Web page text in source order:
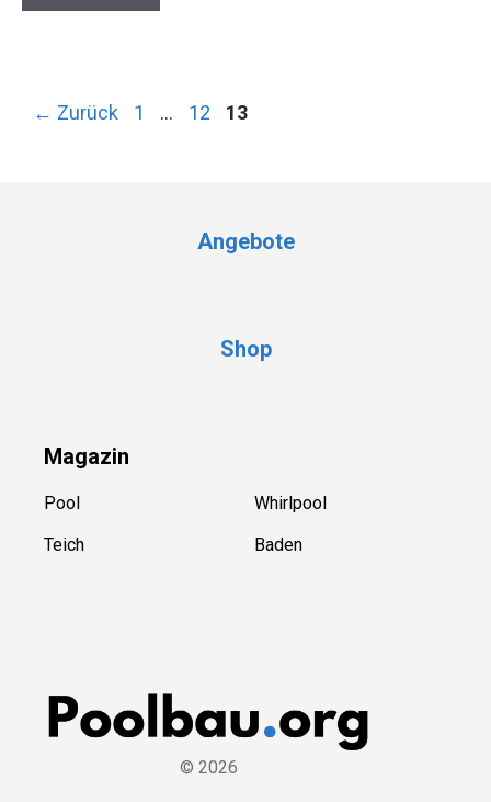
← Zurück Seite
1 … Seite
12 Seite
13
Angebote
Shop
Magazin
Pool
Teich
Whirlpool
Baden
© 2026